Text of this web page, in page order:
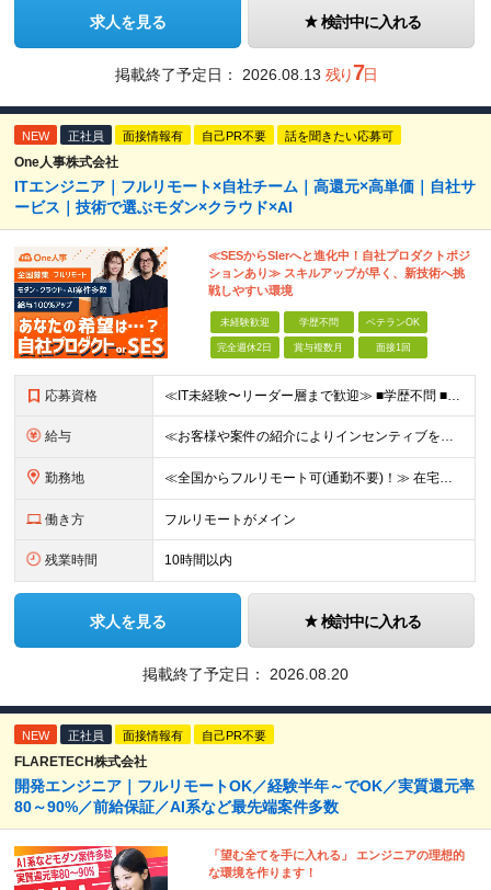
求人を見る 検討中に入れる
掲載終了予定日： 2026.08.13 残り7日
NEW 正社員 面接情報有 自己PR不要 話を聞きたい応募可
One人事株式会社
ITエンジニア｜フルリモート×自社チーム｜高還元×高単価｜自社サ
ービス｜技術で選ぶモダン×クラウド×AI
≪SESからSIerへと進化中！自社プロダクトポジ
ションあり≫ スキルアップが早く、新技術へ挑
戦しやすい環境
未経験歓迎 学歴不問 ベテランOK
完全週休2日 賞与複数月 面接1回
応募資格 ≪IT未経験〜リーダー層まで歓迎≫ ■学歴不問 ■国籍不問 ★テスト／運用保守のみのご経験の方も歓迎です！ ≪歓迎要件≫ ・開発またはインフラいずれかの実務経験 ・AWSなどクラウド技術への興味・学
給与 ≪お客様や案件の紹介によりインセンティブを支給！≫ 月給25万円～71.4万円＋賞与年2回(2ヶ月)＋各種手当 ◎経験やスキルを考慮の上、優遇します ◎上記月給は固定残業代月45時間分(月額5万6
勤務地 ≪全国からフルリモート可(通勤不要)！≫ 在宅勤務、または首都圏を中心とするお客様先 ★転勤はありません ■本社 東京都品川区南大井6-26-2 大森ベルポートB館8F
働き方 フルリモートがメイン
残業時間 10時間以内
求人を見る 検討中に入れる
掲載終了予定日： 2026.08.20
NEW 正社員 面接情報有 自己PR不要
FLARETECH株式会社
開発エンジニア｜フルリモートOK／経験半年～でOK／実質還元率
80～90%／前給保証／AI系など最先端案件多数
「望む全てを手に入れる」 エンジニアの理想的
な環境を作ります！